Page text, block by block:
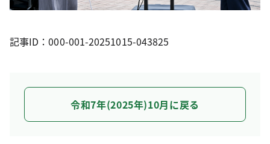
記事ID：000-001-20251015-043825
令和7年(2025年)10月に戻る